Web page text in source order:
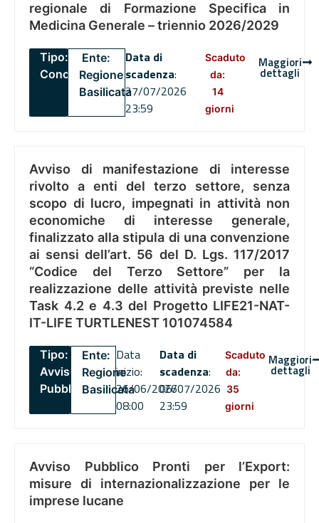
regionale di Formazione Specifica in
Medicina Generale – triennio 2026/2029
Tipo:
Concorsi
Ente:
Regione
Basilicata
Data di
scadenza:
27/07/2026
23:59
Scaduto
da:
14
giorni
Maggiori
dettagli
Avviso di manifestazione di interesse
rivolto a enti del terzo settore, senza
scopo di lucro, impegnati in attività non
economiche di interesse generale,
finalizzato alla stipula di una convenzione
ai sensi dell’art. 56 del D. Lgs. 117/2017
“Codice del Terzo Settore” per la
realizzazione delle attività previste nelle
Task 4.2 e 4.3 del Progetto LIFE21-NAT-
IT-LIFE TURTLENEST 101074584
Tipo:
Avviso
Pubblico
Ente:
Regione
Basilicata
Data
inizio:
26/06/2026
08:00
Data di
scadenza:
06/07/2026
23:59
Scaduto
da:
35
giorni
Maggiori
dettagli
Avviso Pubblico Pronti per l’Export:
misure di internazionalizzazione per le
imprese lucane